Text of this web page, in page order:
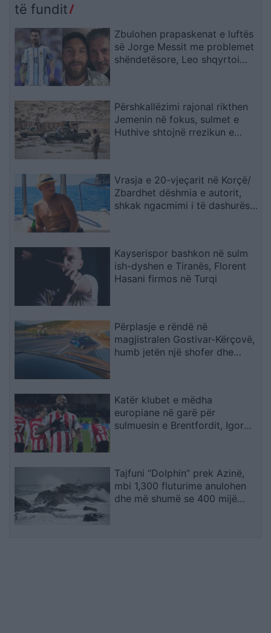
të fundit
Zbulohen prapaskenat e luftës
së Jorge Messit me problemet
shëndetësore, Leo shqyrtoi
Përshkallëzimi rajonal rikthen
Jemenin në fokus, sulmet e
Huthive shtojnë rrezikun e
Vrasja e 20-vjeçarit në Korçë/
Zbardhet dëshmia e autorit,
shkak ngacmimi i të dashurës
Kayserispor bashkon në sulm
ish-dyshen e Tiranës, Florent
Hasani firmos në Turqi
Përplasje e rëndë në
magjistralen Gostivar-Kërçovë,
humb jetën një shofer dhe
Katër klubet e mëdha
europiane në garë për
sulmuesin e Brentfordit, Igor
Tajfuni “Dolphin” prek Azinë,
mbi 1,300 fluturime anulohen
dhe më shumë se 400 mijë